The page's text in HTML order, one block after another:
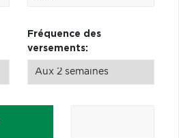
Fréquence des
versements: